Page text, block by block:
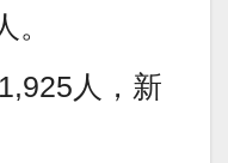
人，新